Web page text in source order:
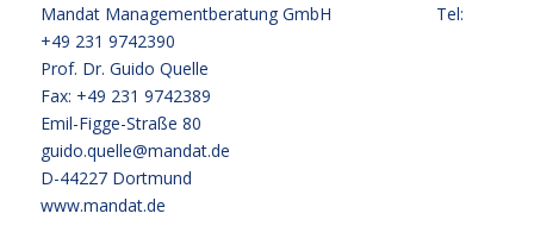
Mandat Managementberatung GmbH Tel:
+49 231 9742390
Prof. Dr. Guido Quelle
Fax: +49 231 9742389
Emil-Figge-Straße 80
guido.quelle@mandat.de
D-44227 Dortmund
www.mandat.de